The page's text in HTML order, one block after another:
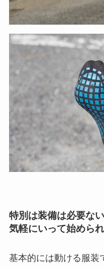
特別は装備は必要ない
気軽にいって始めら
基本的には動ける服装